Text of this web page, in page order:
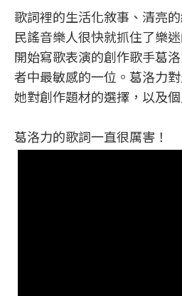
歌詞裡的生活化敘事、清亮
民謠音樂人很快就抓住了樂
開始寫歌表演的創作歌手葛
者中最敏感的一位。葛洛力
她對創作題材的選擇，以及
葛洛力的歌詞一直很厲害！